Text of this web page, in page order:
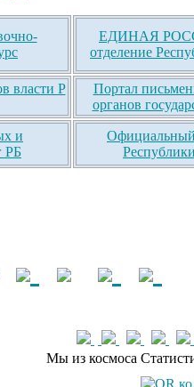
ЕДИНАЯ
отделение
власти Р
Портал
органов
и
РБ
Официальный
Мы из космоса